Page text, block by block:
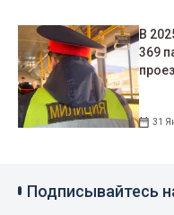
В
369
31
Подписывайтесь